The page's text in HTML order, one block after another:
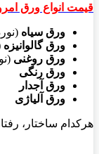
قیمت انواع ورق
ورق سیاه
ورق گالوانیزه
ورق روغنی
ورق رنگی
ورق آجدار
ورق آلیاژی
هرکدام ساختار،